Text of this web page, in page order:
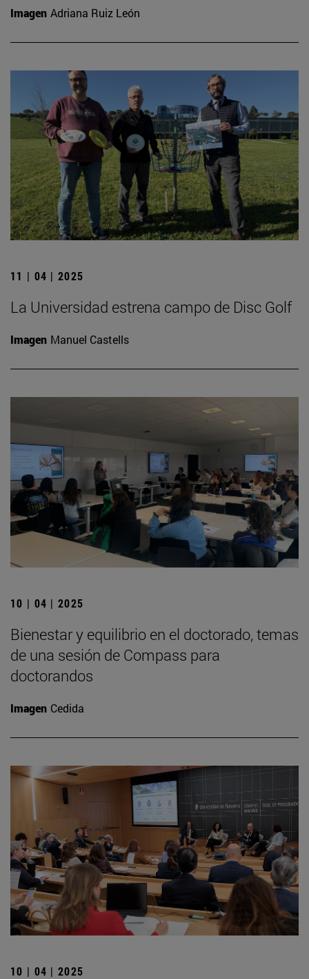
Imagen Adriana Ruiz León
11 | 04 | 2025
La Universidad estrena campo de Disc Golf
Imagen Manuel Castells
10 | 04 | 2025
Bienestar y equilibrio en el doctorado, temas
de una sesión de Compass para
doctorandos
Imagen Cedida
10 | 04 | 2025